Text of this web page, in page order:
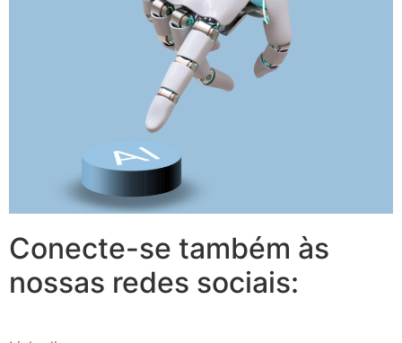
Conecte-se também às
nossas redes sociais: